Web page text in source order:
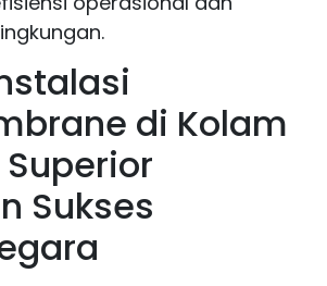
di Kolam
Superior
Sukses